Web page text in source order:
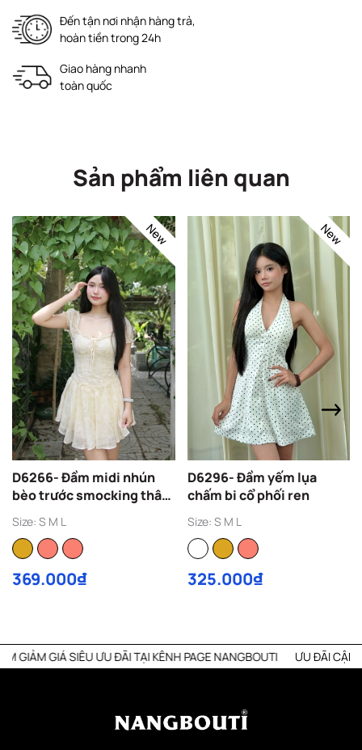
Đến tận nơi nhận hàng trả,
hoàn tiền trong 24h
Giao hàng nhanh
toàn quốc
Sản phẩm liên quan
New
D6266- Đầm midi nhún
bèo trước smocking thân
sau
Size: S M L
369.000₫
New
D6296- Đầm yếm lụa
chấm bi cổ phối ren
Size: S M L
325.000₫
GIÁ SIÊU ƯU ĐÃI TẠI KÊNH PAGE NANGBOUTI ƯU ĐÃI CẬP NHẬT